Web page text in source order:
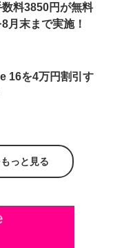
料3850円が無料
月末まで実施！
16を4万円割引す
っと見る